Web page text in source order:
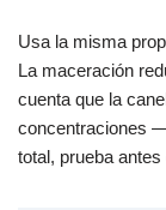
Usa la misma
La maceración
cuenta que la
concentraciones
total, prueba antes